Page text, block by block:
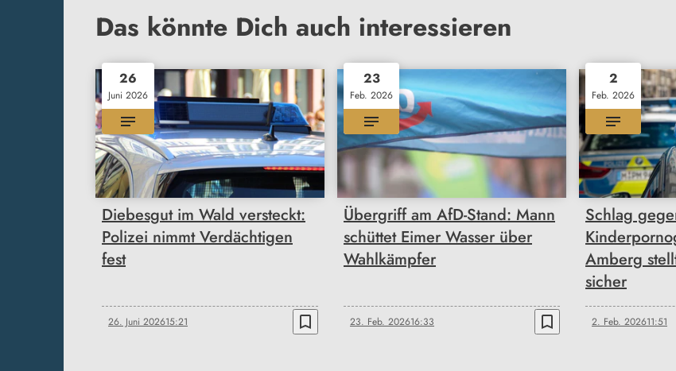
Das könnte Dich auch interessieren
26
Juni 2026
Diebesgut im Wald versteckt:
Polizei nimmt Verdächtigen
fest
26. Juni 202615:21 bookmark_border
23
Feb. 2026
Übergriff am AfD-Stand: Mann
schüttet Eimer Wasser über
Wahlkämpfer
23. Feb. 202616:33 bookmark_border
2
Feb. 2026
Schlag
Amberg
sicher
2. Feb. 202611:51